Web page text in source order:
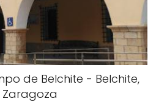
de Belchite - Belchite,
Zaragoza